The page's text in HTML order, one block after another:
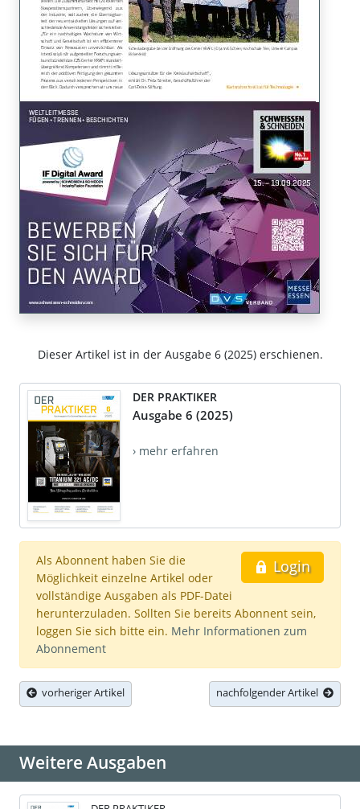
Dieser Artikel ist in der Ausgabe 6 (2025) erschienen.
DER PRAKTIKER
Ausgabe 6 (2025)
› mehr erfahren
Login
Als Abonnent haben Sie die
Möglichkeit einzelne Artikel oder
vollständige Ausgaben als PDF-Datei
herunterzuladen. Sollten Sie bereits Abonnent sein,
loggen Sie sich bitte ein. Mehr Informationen zum
Abonnement
vorheriger Artikel nachfolgender Artikel
Weitere Ausgaben